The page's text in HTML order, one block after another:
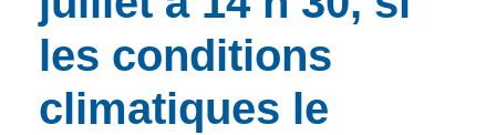
les conditions
climatiques le